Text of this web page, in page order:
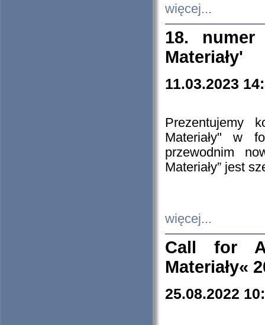
więcej...
18. numer
Materiały'
11.03.2023
Prezentujemy
Materiały" w
przewodnim
Materiały” jest
więcej...
Call for
Materiały«
25.08.2022